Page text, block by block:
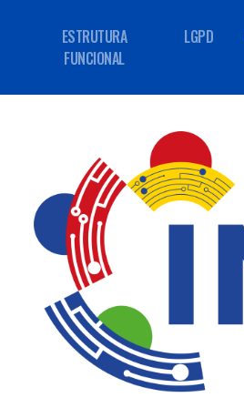
ESTRUTURA
FUNCIONAL
LGPD